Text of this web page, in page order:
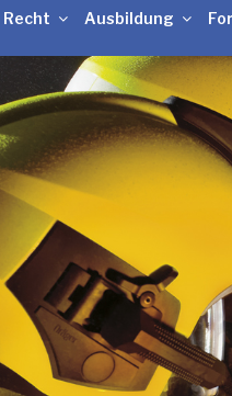
Recht Ausbildung